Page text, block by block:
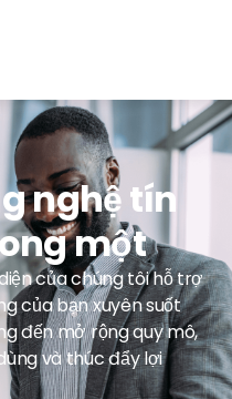
nghệ tín
một
của chúng tôi hỗ trợ
của bạn xuyên suốt
đến mở rộng quy mô,
và thúc đẩy lợi